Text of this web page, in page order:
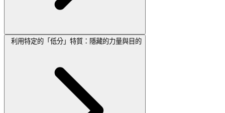
利用特定的「低分」特質：隱藏的力量與目的